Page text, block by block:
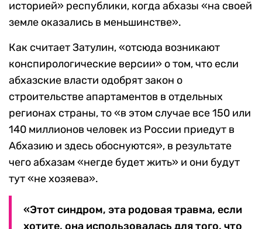
историей» республики, когда абхазы «на своей
земле оказались в меньшинстве».
Как считает Затулин, «отсюда возникают
конспирологические версии» о том, что если
абхазские власти одобрят закон о
строительстве апартаментов в отдельных
регионах страны, то «в этом случае все 150 или
140 миллионов человек из России приедут в
Абхазию и здесь обоснуются», в результате
чего абхазам «негде будет жить» и они будут
тут «не хозяева».
«Этот синдром, эта родовая травма, если
хотите, она использовалась для того, что